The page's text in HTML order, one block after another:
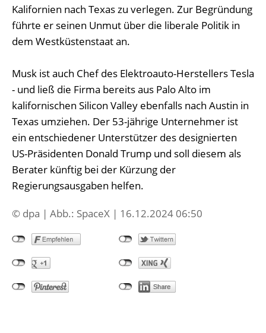
Kalifornien nach Texas zu verlegen. Zur Begründung
führte er seinen Unmut über die liberale Politik in
dem Westküstenstaat an.
Musk ist auch Chef des Elektroauto-Herstellers Tesla
- und ließ die Firma bereits aus Palo Alto im
kalifornischen Silicon Valley ebenfalls nach Austin in
Texas umziehen. Der 53-jährige Unternehmer ist
ein entschiedener Unterstützer des designierten
US-Präsidenten Donald Trump und soll diesem als
Berater künftig bei der Kürzung der
Regierungsausgaben helfen.
© dpa | Abb.: SpaceX | 16.12.2024 06:50